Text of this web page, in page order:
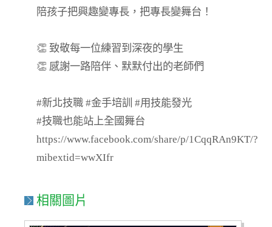
陪孩子把興趣變專長，把專長變舞台！
👏 致敬每一位練習到深夜的學生
👏 感謝一路陪伴、默默付出的老師們
#新北技職 #金手培訓 #用技能發光
#技職也能站上全國舞台
https://www.facebook.com/share/p/1CqqRAn9KT/?
mibextid=wwXIfr
相關圖片